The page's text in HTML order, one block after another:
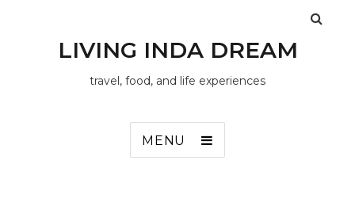
LIVING INDA DREAM
travel, food, and life experiences
MENU